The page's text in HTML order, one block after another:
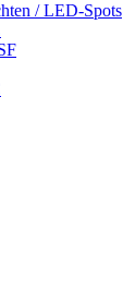
/ LED-Spots